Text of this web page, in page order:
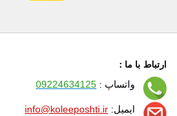
ارتباط با ما :
واتساپ : 09224634125
ایمیل: info@koleeposhti.ir